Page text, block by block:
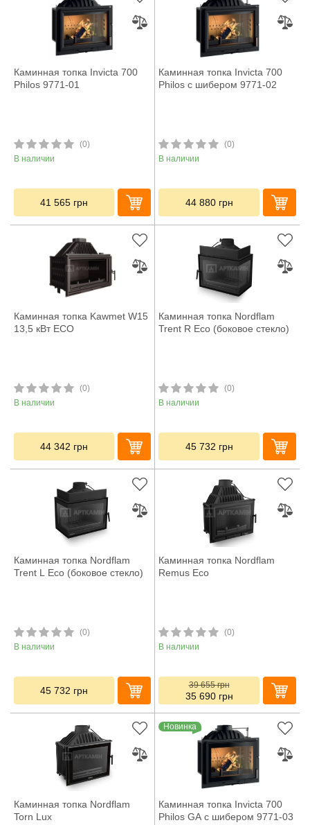
Каминная топка Invicta 700
Philos 9771-01
(0)
В наличии
41 565 грн
Каминная топка Invicta 700
Philos с шибером 9771-02
(0)
В наличии
44 880 грн
Каминная топка Kawmet W15
13,5 кВт ECO
(0)
В наличии
44 342 грн
Каминная топка Nordflam
Trent R Eco (боковое стекло)
(0)
В наличии
45 732 грн
Каминная топка Nordflam
Trent L Eco (боковое стекло)
(0)
В наличии
45 732 грн
Каминная топка Nordflam
Remus Eco
(0)
В наличии
39 655грн
35 690 грн
Каминная топка Nordflam
Torn Lux
Новинка
Каминная топка Invicta 700
Philos GA с шибером 9771-03